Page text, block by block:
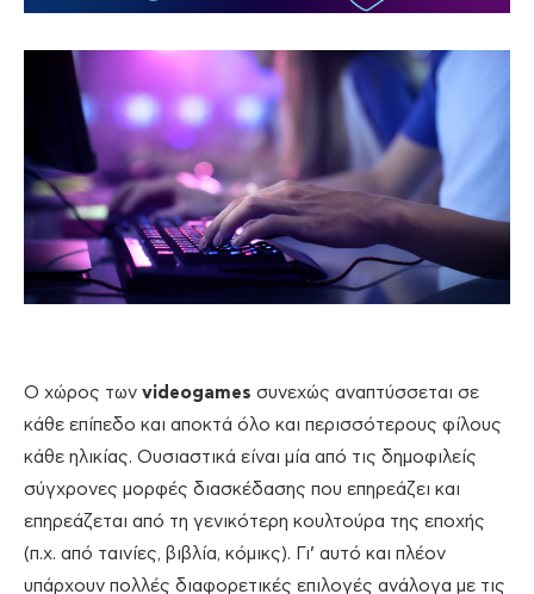
Ο χώρος των videogames συνεχώς αναπτύσσεται σε
κάθε επίπεδο και αποκτά όλο και περισσότερους φίλους
κάθε ηλικίας. Ουσιαστικά είναι μία από τις δημοφιλείς
σύγχρονες μορφές διασκέδασης που επηρεάζει και
επηρεάζεται από τη γενικότερη κουλτούρα της εποχής
(π.χ. από ταινίες, βιβλία, κόμικς). Γι’ αυτό και πλέον
υπάρχουν πολλές διαφορετικές επιλογές ανάλογα με τις